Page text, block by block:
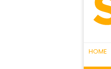
HOME